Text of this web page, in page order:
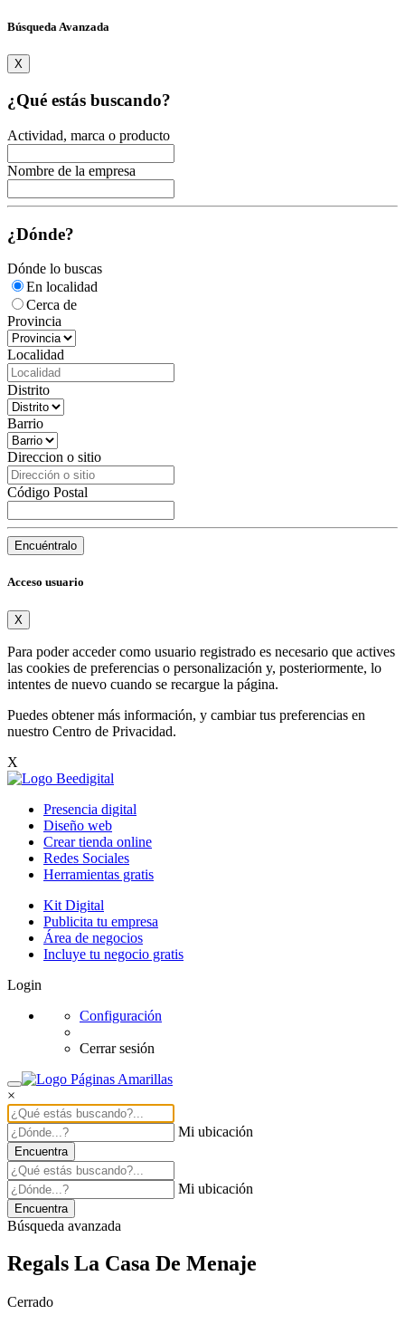
Búsqueda Avanzada
X
¿Qué estás buscando?
Actividad, marca o producto
Nombre de la empresa
¿Dónde?
Dónde lo buscas
En localidad
Cerca de
Provincia
Localidad
Distrito
Barrio
Direccion o sitio
Código Postal
Encuéntralo
Acceso usuario
X
Para poder acceder como usuario registrado es necesario que actives
las cookies de preferencias o personalización y, posteriormente, lo
intentes de nuevo cuando se recargue la página.
Puedes obtener más información, y cambiar tus preferencias en
nuestro Centro de Privacidad.
X
Presencia digital
Diseño web
Crear tienda online
Redes Sociales
Herramientas gratis
Kit Digital
Publicita tu empresa
Área de negocios
Incluye tu negocio gratis
Login
Configuración
Cerrar sesión
×
Mi ubicación
Encuentra
Mi ubicación
Encuentra
Búsqueda avanzada
Regals La Casa De Menaje
Cerrado